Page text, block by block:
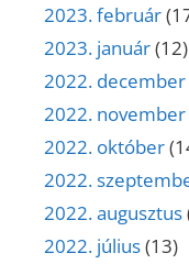
2023. február
2023. január(12)
2022. december
2022. november
2022. október
2022.
2022. augusztus
2022. július(13)